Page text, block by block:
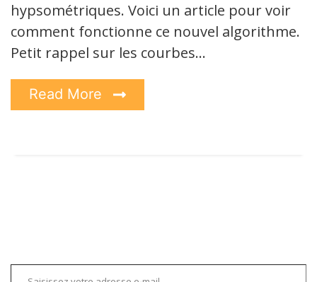
hypsométriques. Voici un article pour voir
comment fonctionne ce nouvel algorithme.
Petit rappel sur les courbes…
Read More
Saisissez votre adresse e-mail…